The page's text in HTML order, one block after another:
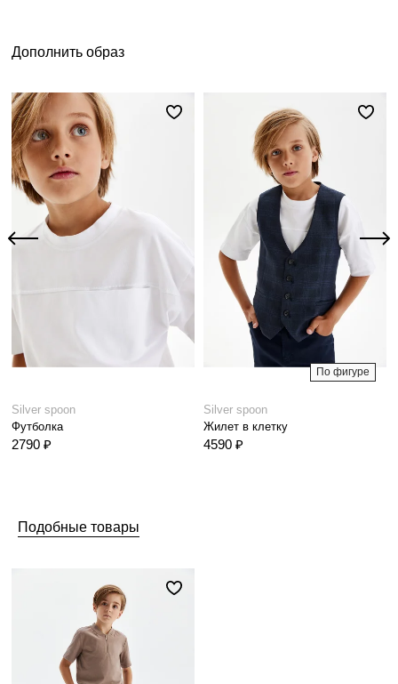
Дополнить образ
Silver spoon
Футболка
2790 ₽
По фигуре
Silver spoon
Жилет в клетку
4590 ₽
Подобные товары